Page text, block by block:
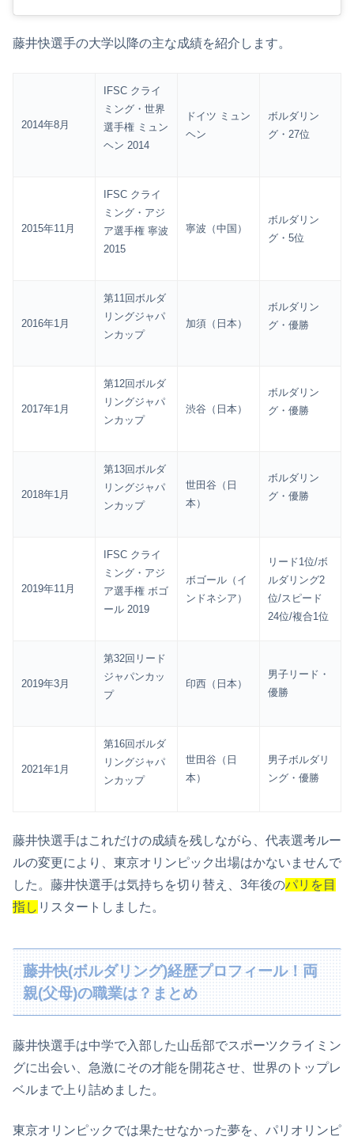
藤井快選手の大学以降の主な成績を紹介します。
2014年8月
IFSC クライ
ミング・世界
選手権 ミュン
ヘン 2014
ドイツ ミュン
ヘン
ボルダリン
グ・27位
2015年11月
IFSC クライ
ミング・アジ
ア選手権 寧波
2015
寧波（中国）
ボルダリン
グ・5位
2016年1月
第11回ボルダ
リングジャパ
ンカップ
加須（日本）
ボルダリン
グ・優勝
2017年1月
第12回ボルダ
リングジャパ
ンカップ
渋谷（日本）
ボルダリン
グ・優勝
2018年1月
第13回ボルダ
リングジャパ
ンカップ
世田谷（日
本）
ボルダリン
グ・優勝
2019年11月
IFSC クライ
ミング・アジ
ア選手権 ボゴ
ール 2019
ボゴール（イ
ンドネシア）
リード1位/ボ
ルダリング2
位/スピード
24位/複合1位
2019年3月
第32回リード
ジャパンカッ
プ
印西（日本）
男子リード・
優勝
2021年1月
第16回ボルダ
リングジャパ
ンカップ
世田谷（日
本）
男子ボルダリ
ング・優勝
藤井快選手はこれだけの成績を残しながら、代表選考ルー
ルの変更により、東京オリンピック出場はかないませんで
した。藤井快選手は気持ちを切り替え、3年後のパリを目
指し リスタートしました。
藤井快(ボルダリング)経歴プロフィール！両
親(父母)の職業は？まとめ
藤井快選手は中学で入部した山岳部でスポーツクライミン
グに出会い、急激にその才能を開花させ、世界のトップレ
ベルまで上り詰めました。
東京オリンピックでは果たせなかった夢を、パリオリンピ